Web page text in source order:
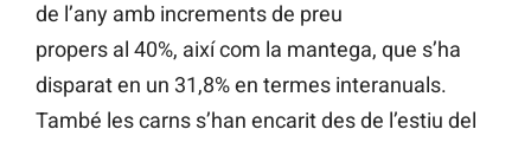
de l’any amb increments de preu
propers al 40%, així com la mantega, que s’ha
disparat en un 31,8% en termes interanuals.
També les carns s’han encarit des de l’estiu del